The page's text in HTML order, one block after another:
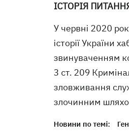
ІСТОРІЯ
У червні 2020
історії України
звинуваченням
3 ст. 209
зловживання
злочинним
Новини по темі: